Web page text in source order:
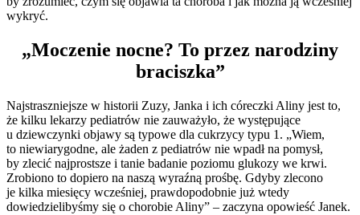
wykryć.
„Moczenie nocne? To przez narodziny
braciszka”
Najstraszniejsze w historii Zuzy, Janka i ich córeczki Aliny jest to,
że kilku lekarzy pediatrów nie zauważyło, że występujące
u dziewczynki objawy są typowe dla cukrzycy typu 1. „Wiem,
to niewiarygodne, ale żaden z pediatrów nie wpadł na pomysł,
by zlecić najprostsze i tanie badanie poziomu glukozy we krwi.
Zrobiono to dopiero na naszą wyraźną prośbę. Gdyby zlecono
je kilka miesięcy wcześniej, prawdopodobnie już wtedy
dowiedzielibyśmy się o chorobie Aliny” – zaczyna opowieść Janek.